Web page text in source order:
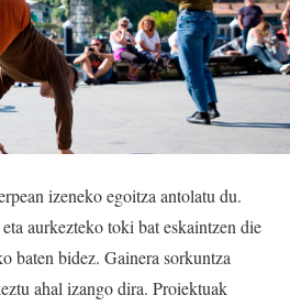
izeneko egoitza antolatu du.
aurkezteko toki bat eskaintzen die
baten bidez. Gainera sorkuntza
ahal izango dira. Proiektuak